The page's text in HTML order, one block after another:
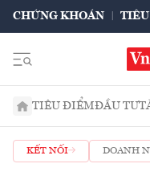
CHỨNG KHOÁN TIÊU
TIÊU ĐIỂMĐẦU TƯ
KẾT NỐI DOANH